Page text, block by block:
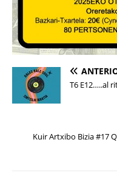
T6 E12…..al
Kuir Artxibo Bizia #17